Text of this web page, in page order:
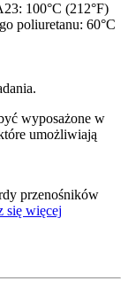
100°C (212°F)
poliuretanu: 60°C
wyposażone w
umożliwiają
przenośników
się więcej